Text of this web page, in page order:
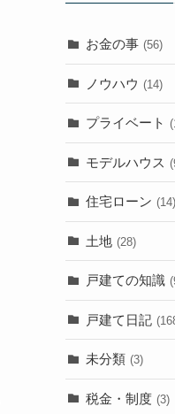
お金の事 (56)
ノウハウ (14)
プライベート
モデルハウス
住宅ローン (14)
土地 (28)
戸建ての知識
戸建て日記
未分類 (3)
税金・制度 (3)